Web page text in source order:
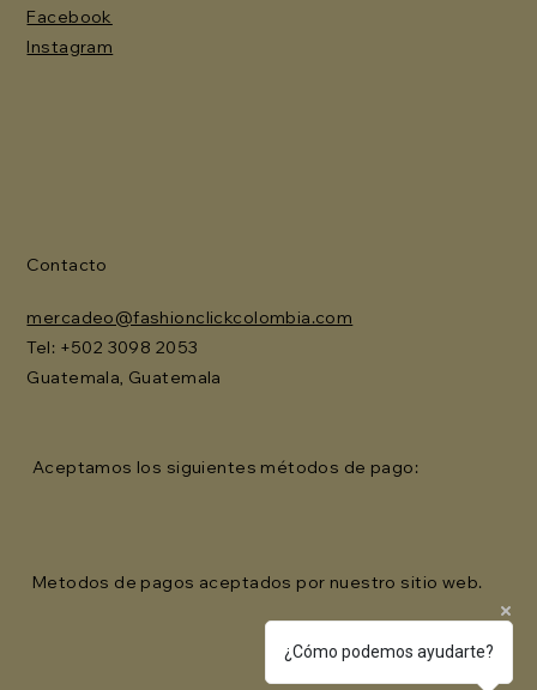
Facebook
Instagram
Contacto
mercadeo@fashionclickcolombia.com
Tel: ‪+502 3098 2053‬
Guatemala, Guatemala
Aceptamos los siguientes métodos de pago:
Metodos de pagos aceptados por nuestro sitio web.
¿Cómo podemos ayudarte?